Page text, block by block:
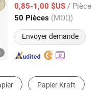
0,85-1,00 $US / Pièce
50 Pièces (MOQ)
Envoyer demande
Depuis 2008
Machine d'Emballage Polyvalente Boîtes